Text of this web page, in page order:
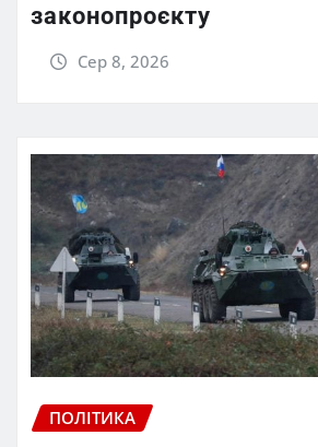
законопроєкту
Сер 8, 2026
ПОЛІТИКА